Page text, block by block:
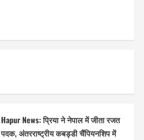
Hapur News: प्रिया ने नेपाल में जीता रजत
पदक, अंतरराष्ट्रीय कबड्डी चैंपियनशिप में